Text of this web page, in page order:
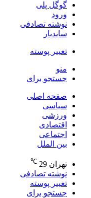
گوگل پلی
ورود
نوشته تصادفی
سایدبار
تغییر پوسته
منو
جستجو برای
صفحه اصلی
سیاسی
ورزشی
اقتصادی
اجتماعی
بین الملل
تهران 29
℃
نوشته تصادفی
تغییر پوسته
جستجو برای